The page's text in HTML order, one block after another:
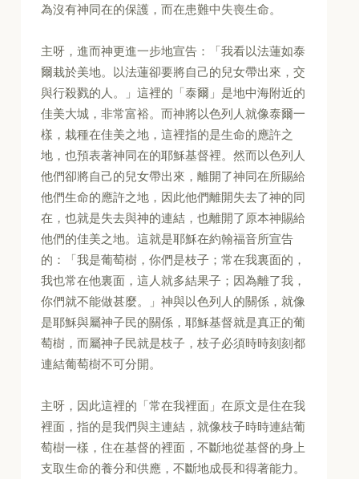
為沒有神同在的保護，而在患難中失喪生命。
主呀，進而神更進一步地宣告：「我看以法蓮如泰
爾栽於美地。以法蓮卻要將自己的兒女帶出來，交
與行殺戮的人。」這裡的「泰爾」是地中海附近的
佳美大城，非常富裕。而神將以色列人就像泰爾一
樣，栽種在佳美之地，這裡指的是生命的應許之
地，也預表著神同在的耶穌基督裡。然而以色列人
他們卻將自己的兒女帶出來，離開了神同在所賜給
他們生命的應許之地，因此他們離開失去了神的同
在，也就是失去與神的連結，也離開了原本神賜給
他們的佳美之地。這就是耶穌在約翰福音所宣告
的：「我是葡萄樹，你們是枝子；常在我裏面的，
我也常在他裏面，這人就多結果子；因為離了我，
你們就不能做甚麼。」神與以色列人的關係，就像
是耶穌與屬神子民的關係，耶穌基督就是真正的葡
萄樹，而屬神子民就是枝子，枝子必須時時刻刻都
連結葡萄樹不可分開。
主呀，因此這裡的「常在我裡面」在原文是住在我
裡面，指的是我們與主連結，就像枝子時時連結葡
萄樹一樣，住在基督的裡面，不斷地從基督的身上
支取生命的養分和供應，不斷地成長和得著能力。